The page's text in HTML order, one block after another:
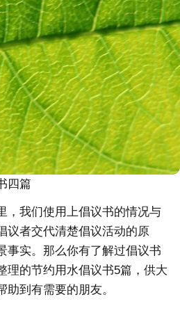
四篇
，我们使用上倡议书的情况与
议者交代清楚倡议活动的原
事实。那么你有了解过倡议书
理的节约用水倡议书5篇，供大
到有需要的朋友。